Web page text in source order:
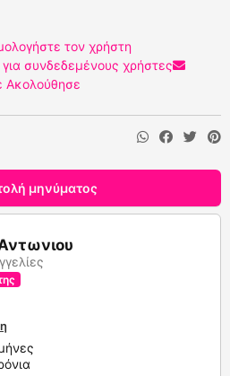
τον χρήστη
συνδεδεμένους χρήστες
Ακολούθησε
μηνύματος